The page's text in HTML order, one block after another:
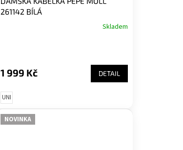
261142 BÍLÁ
Skladem
1 999 Kč DETAIL
UNI
NOVINKA